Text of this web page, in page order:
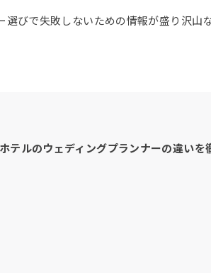
選びで失敗しないための情報が盛り沢山
テルのウェディングプランナーの違いを